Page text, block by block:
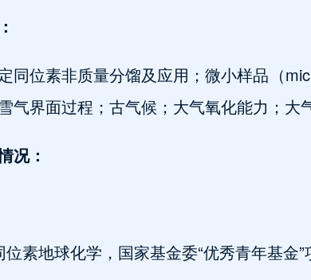
同位素非质量分馏及应用；微小样品（
气界面过程；古气候；大气氧化能力；大
况：
位素地球化学，国家基金委“优秀青年基金”